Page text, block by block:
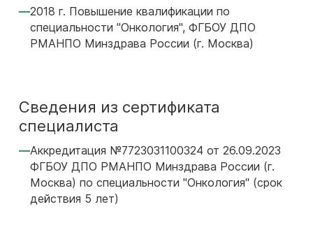
2018 г. Повышение квалификации по
специальности "Онкология", ФГБОУ ДПО
РМАНПО Минздрава России (г. Москва)
Сведения из сертификата
специалиста
Аккредитация №7723031100324 от 26.09.2023
ФГБОУ ДПО РМАНПО Минздрава России (г.
Москва) по специальности "Онкология" (срок
действия 5 лет)